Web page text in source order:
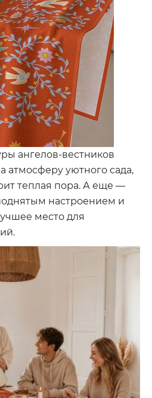
ангелов-вестников
атмосферу уютного сада,
теплая пора. А еще —
настроением и
место для